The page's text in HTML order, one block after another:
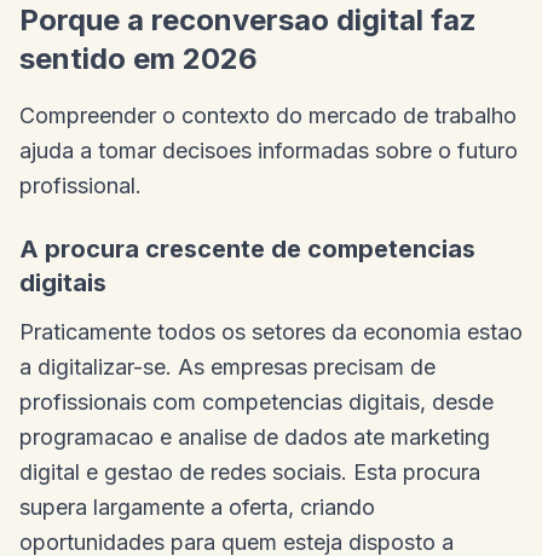
Porque a reconversao digital faz
sentido em 2026
Compreender o contexto do mercado de trabalho
ajuda a tomar decisoes informadas sobre o futuro
profissional.
A procura crescente de competencias
digitais
Praticamente todos os setores da economia estao
a digitalizar-se. As empresas precisam de
profissionais com competencias digitais, desde
programacao e analise de dados ate marketing
digital e gestao de redes sociais. Esta procura
supera largamente a oferta, criando
oportunidades para quem esteja disposto a